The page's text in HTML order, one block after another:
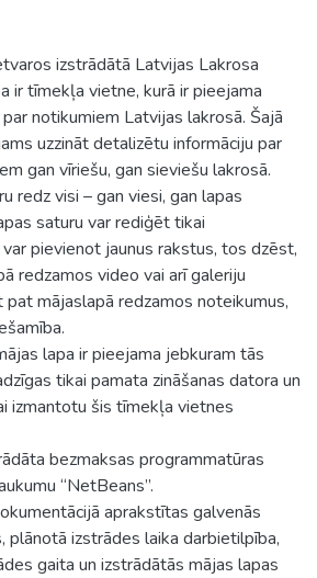
izstrādātā Latvijas Lakrosa
ir tīmekļa vietne, kurā ir pieejama
notikumiem Latvijas lakrosā. Šajā
uzzināt detalizētu informāciju par
gan vīriešu, gan sieviešu lakrosā.
redz visi – gan viesi, gan lapas
saturu var rediģēt tikai
pievienot jaunus rakstus, tos dzēst,
redzamos video vai arī galeriju
pat mājaslapā redzamos noteikumus,
lapa ir pieejama jebkuram tās
tikai pamata zināšanas datora un
izmantotu šis tīmekļa vietnes
bezmaksas programmatūras
“NetBeans”.
aprakstītas galvenās
plānotā izstrādes laika darbietilpība,
gaita un izstrādātās mājas lapas